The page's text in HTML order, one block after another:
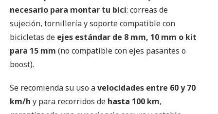
necesario para montar tu bici: correas de
sujeción, tornillería y soporte compatible con
bicicletas de ejes estándar de 8 mm, 10 mm o kit
para 15 mm (no compatible con ejes pasantes o
boost).
Se recomienda su uso avelocidades entre 60 y 70
km/h y para recorridos de hasta 100 km,